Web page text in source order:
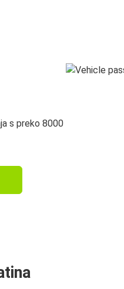
s preko 8000